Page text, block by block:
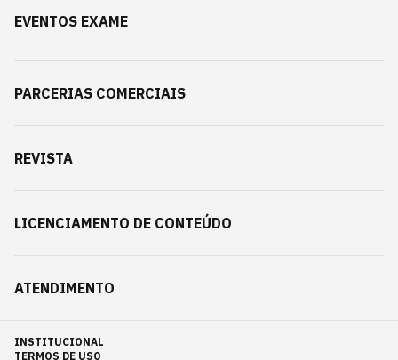
EVENTOS EXAME
PARCERIAS COMERCIAIS
REVISTA
LICENCIAMENTO DE CONTEÚDO
ATENDIMENTO
INSTITUCIONAL
TERMOS DE USO